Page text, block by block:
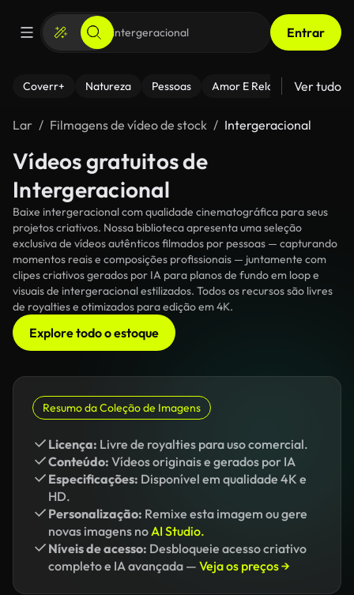
Entrar
Coverr+ Natureza Pessoas Amor E Relacionamentos
Ver tudo
Lar Filmagens de vídeo de stock Intergeracional
Vídeos gratuitos de
Intergeracional
Baixe intergeracional com qualidade cinematográfica para seus
projetos criativos. Nossa biblioteca apresenta uma seleção
exclusiva de vídeos autênticos filmados por pessoas — capturando
momentos reais e composições profissionais — juntamente com
clipes criativos gerados por IA para planos de fundo em loop e
visuais de intergeracional estilizados. Todos os recursos são livres
de royalties e otimizados para edição em 4K.
Explore todo o estoque
Resumo da Coleção de Imagens
Licença: Livre de royalties para uso comercial.
Conteúdo: Vídeos originais e gerados por IA
Especificações: Disponível em qualidade 4K e
HD.
Personalização: Remixe esta imagem ou gere
novas imagens noAI Studio.
Níveis de acesso: Desbloqueie acesso criativo
completo e IA avançada — Veja os preços →